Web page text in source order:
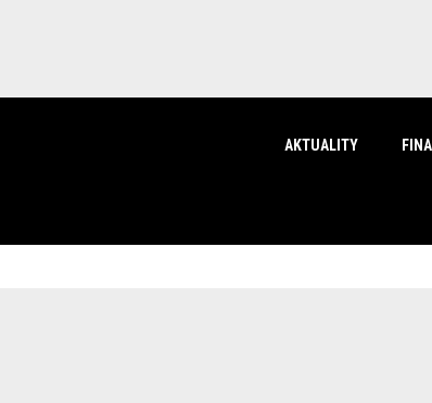
AKTUALITY